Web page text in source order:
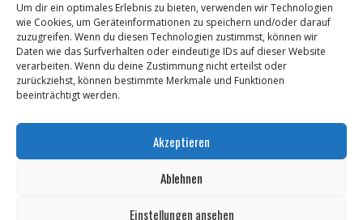
Um dir ein optimales Erlebnis zu bieten, verwenden wir Technologien
wie Cookies, um Geräteinformationen zu speichern und/oder darauf
zuzugreifen. Wenn du diesen Technologien zustimmst, können wir
Daten wie das Surfverhalten oder eindeutige IDs auf dieser Website
verarbeiten. Wenn du deine Zustimmung nicht erteilst oder
zurückziehst, können bestimmte Merkmale und Funktionen
beeinträchtigt werden.
Akzeptieren
Ablehnen
Einstellungen ansehen
EINFACH LESEN im August 2026 H.P. Richter - DAMALS WAR ES FRIEDRICH
Lesung in Einfacher Sprache